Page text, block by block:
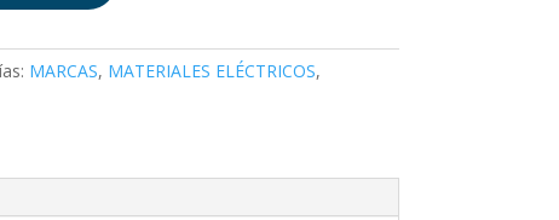
MARCAS, MATERIALES ELÉCTRICOS,